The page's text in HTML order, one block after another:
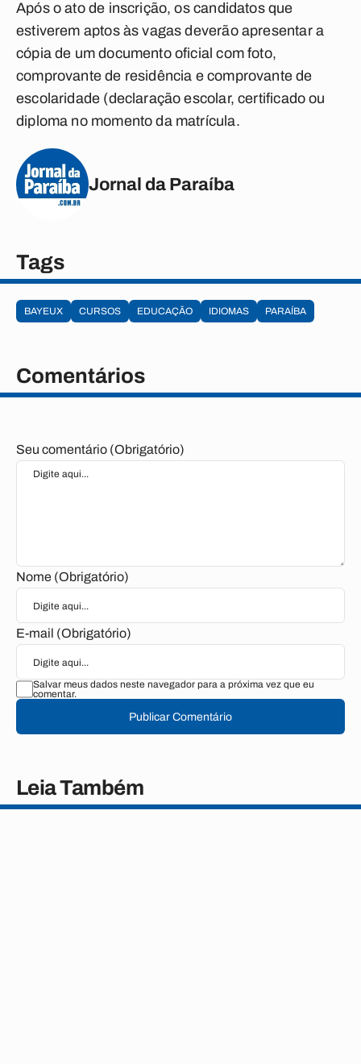
Após o ato de inscrição, os candidatos que
estiverem aptos às vagas deverão apresentar a
cópia de um documento oficial com foto,
comprovante de residência e comprovante de
escolaridade (declaração escolar, certificado ou
diploma no momento da matrícula.
Jornal da Paraíba
Tags
BAYEUX CURSOS EDUCAÇÃO IDIOMAS PARAÍBA
Comentários
Seu comentário (Obrigatório)
Nome (Obrigatório)
E-mail (Obrigatório)
Salvar meus dados neste navegador para a próxima vez que eu
comentar.
Publicar Comentário
Leia Também